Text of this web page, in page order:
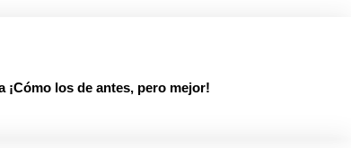
¡Cómo los de antes, pero mejor!